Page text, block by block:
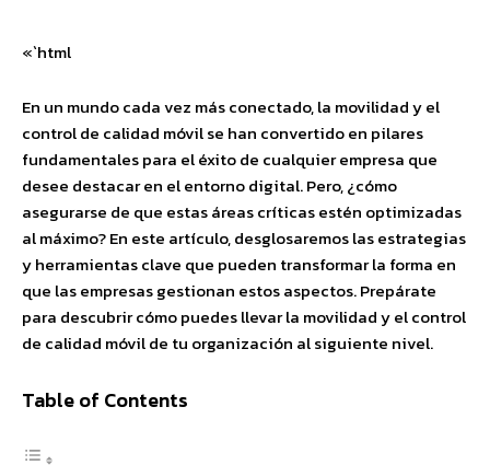
«`html
En un mundo cada vez más conectado, la movilidad y el
control de calidad móvil se han convertido en pilares
fundamentales para el éxito de cualquier empresa que
desee destacar en el entorno digital. Pero, ¿cómo
asegurarse de que estas áreas críticas estén optimizadas
al máximo? En este artículo, desglosaremos las estrategias
y herramientas clave que pueden transformar la forma en
que las empresas gestionan estos aspectos. Prepárate
para descubrir cómo puedes llevar la movilidad y el control
de calidad móvil de tu organización al siguiente nivel.
Table of Contents